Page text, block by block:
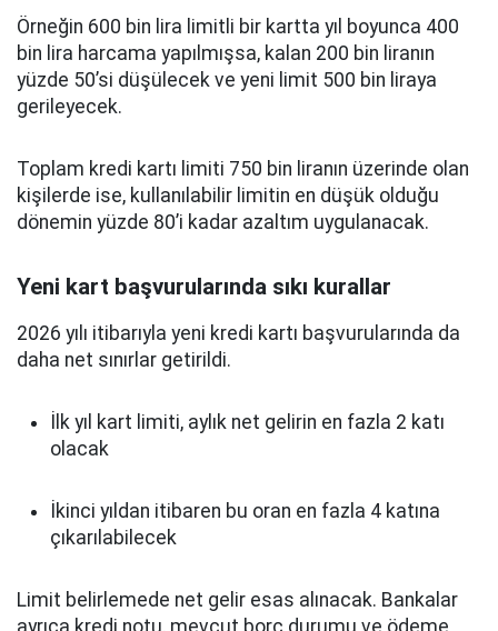
Örneğin 600 bin lira limitli bir kartta yıl boyunca 400
bin lira harcama yapılmışsa, kalan 200 bin liranın
yüzde 50’si düşülecek ve yeni limit 500 bin liraya
gerileyecek.
Toplam kredi kartı limiti 750 bin liranın üzerinde olan
kişilerde ise, kullanılabilir limitin en düşük olduğu
dönemin yüzde 80’i kadar azaltım uygulanacak.
Yeni kart başvurularında sıkı kurallar
2026 yılı itibarıyla yeni kredi kartı başvurularında da
daha net sınırlar getirildi.
İlk yıl kart limiti, aylık net gelirin en fazla 2 katı
olacak
İkinci yıldan itibaren bu oran en fazla 4 katına
çıkarılabilecek
Limit belirlemede net gelir esas alınacak. Bankalar
ayrıca kredi notu, mevcut borç durumu ve ödeme